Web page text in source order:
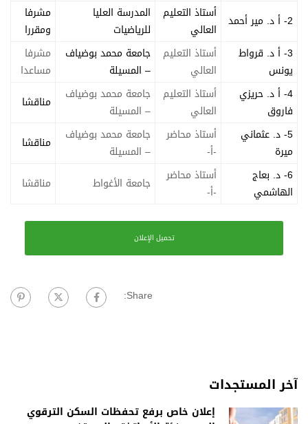
2- أ د. مير أحمد
أستاذ التعليم
العالي
المدرسة العليا
للرياضيات
مشرفا
ومقررا
3- أ د. قرواط
يونس
أستاذ التعليم
العالي
جامعة محمد بوضياف
– المسيلة
مشرفا
مساعدا
4- أ د. حريزي
فاروق
أستاذ التعليم
العالي
جامعة محمد بوضياف
– المسيلة
مناقشا
5- د. عثماني
ميرة
أستاذ محاضر
-أ-
جامعة محمد بوضياف
– المسيلة
مناقشا
6- د. بعاج
الهاشمي
أستاذ محاضر
-أ-
جامعة الأغواط مناقشا
تحميل الإعلان
Share:
آخر المستجدات
إعلان خاص برفع تحفظات السكن الترقوي